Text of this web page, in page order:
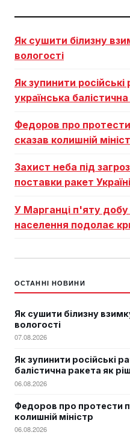
Як сушити білизну
вологості
Як зупинити російські
українська
Федоров про
сказав колишній
Захист неба під
поставки ракет
У Марганці п'яту
населення подолає
ОСТАННІ НОВИНИ
Як сушити білизну
вологості
07.08.2026
Як зупинити російські
балістична ракета як
06.08.2026
Федоров про протести
колишній міністр
06.08.2026